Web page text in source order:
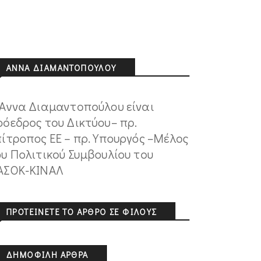
ΑΝΝΑ ΔΙΑΜΑΝΤΟΠΟΎΛΟΥ
Διαμαντοπούλου είναι
του Δικτύου– πρ.
ΕΕ – πρ. Υπουργός –Μέλος
Πολιτικού Συμβουλίου του
ΚΙΝΑΛ
ΠΡΟΤΕΊΝΕΤΕ ΤΟ ΆΡΘΡΟ ΣΕ ΦΊΛΟΥΣ
ΔΗΜΟΦΙΛΉ ΆΡΘΡΑ